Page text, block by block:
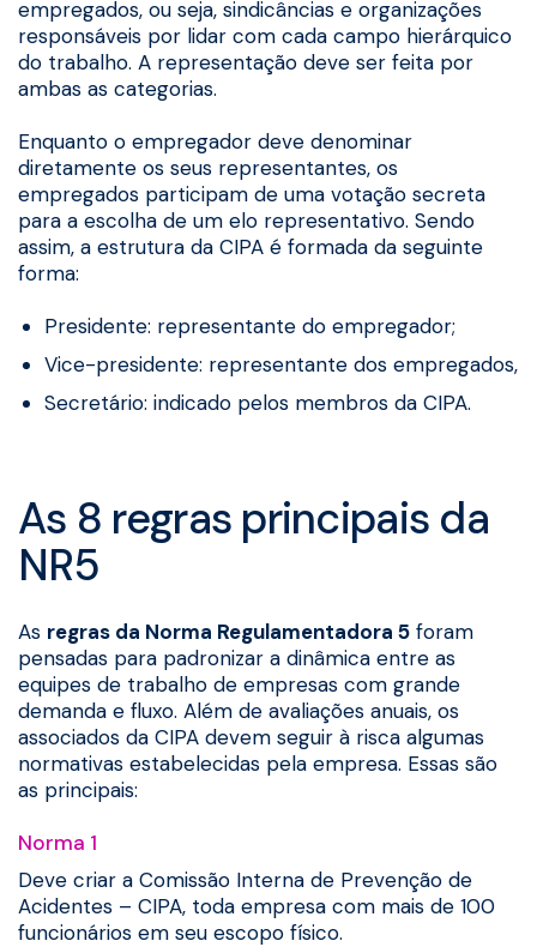
empregados, ou seja, sindicâncias e organizações
responsáveis por lidar com cada campo hierárquico
do trabalho. A representação deve ser feita por
ambas as categorias.
Enquanto o empregador deve denominar
diretamente os seus representantes, os
empregados participam de uma votação secreta
para a escolha de um elo representativo. Sendo
assim, a estrutura da CIPA é formada da seguinte
forma:
Presidente: representante do empregador;
Vice-presidente: representante dos empregados,
Secretário: indicado pelos membros da CIPA.
As 8 regras principais da
NR5
As regras da Norma Regulamentadora 5 foram
pensadas para padronizar a dinâmica entre as
equipes de trabalho de empresas com grande
demanda e fluxo. Além de avaliações anuais, os
associados da CIPA devem seguir à risca algumas
normativas estabelecidas pela empresa. Essas são
as principais:
Norma 1
Deve criar a Comissão Interna de Prevenção de
Acidentes – CIPA, toda empresa com mais de 100
funcionários em seu escopo físico.